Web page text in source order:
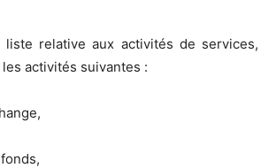
liste relative aux activités de services,
activités suivantes :